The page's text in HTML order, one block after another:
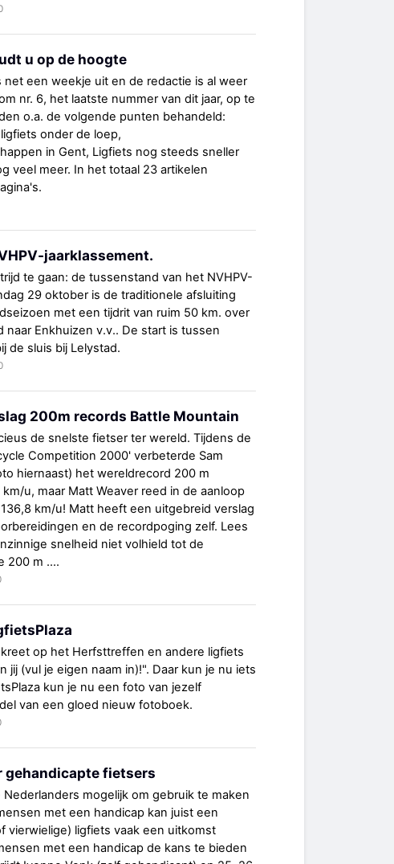
u op de hoogte
net een weekje uit en de redactie is al weer
nr. 6, het laatste nummer van dit jaar, op te
o.a. de volgende punten behandeld:
onder de loep,
in Gent, Ligfiets nog steeds sneller
veel meer. In het totaal 23 artikelen
jaarklassement.
te gaan: de tussenstand van het NVHPV-
29 oktober is de traditionele afsluiting
met een tijdrit van ruim 50 km. over
naar Enkhuizen v.v.. De start is tussen
de sluis bij Lelystad.
200m records Battle Mountain
de snelste fietser ter wereld. Tijdens de
Competition 2000' verbeterde Sam
hiernaast) het wereldrecord 200 m
u, maar Matt Weaver reed in de aanloop
km/u! Matt heeft een uitgebreid verslag
en de recordpoging zelf. Lees
snelheid niet volhield tot de
200 m ....
op het Herfsttreffen en andere ligfiets
jij (vul je eigen naam in)!". Daar kun je nu iets
kun je nu een foto van jezelf
van een gloed nieuw fotoboek.
gehandicapte fietsers
Nederlanders mogelijk om gebruik te maken
met een handicap kan juist een
vierwielige) ligfiets vaak een uitkomst
met een handicap de kans te bieden